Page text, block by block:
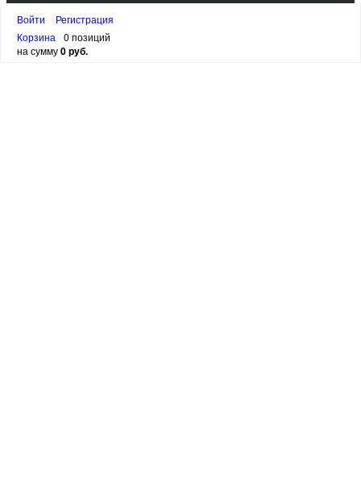
Войти
Регистрация
Корзина
0 позиций
на сумму0 руб.